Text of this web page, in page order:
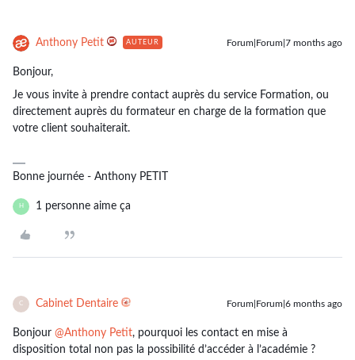
Anthony Petit AUTEUR Forum|Forum|7 months ago
Bonjour,
Je vous invite à prendre contact auprès du service Formation, ou
directement auprès du formateur en charge de la formation que
votre client souhaiterait.
Bonne journée - Anthony PETIT
H 1 personne aime ça
C Cabinet Dentaire Forum|Forum|6 months ago
Bonjour ​ @Anthony Petit, pourquoi les contact en mise à
disposition total non pas la possibilité d’accéder à l’académie ?